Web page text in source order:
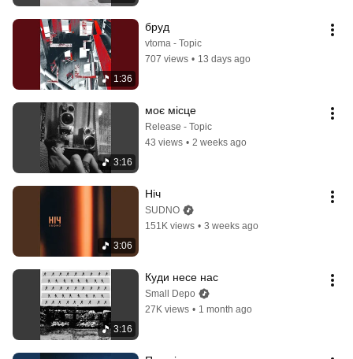
1:36
бруд
vtoma - Topic
707 views • 13 days ago
3:16
моє місце
Release - Topic
43 views • 2 weeks ago
3:06
Ніч
SUDNO
151K views • 3 weeks ago
3:16
Куди несе нас
Small Depo
27K views • 1 month ago